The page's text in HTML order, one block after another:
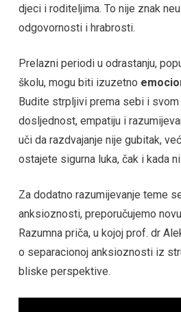
djeci i roditeljima. To nije znak
odgovornosti i hrabrosti.
Prelazni periodi u odrastanju,
školu, mogu biti izuzetno
Budite strpljivi prema sebi i svom
dosljednost, empatiju i
uči da razdvajanje nije gubitak,
ostajete sigurna luka, čak i kada
Za dodatno razumijevanje teme
anksioznosti, preporučujemo
Razumna priča, u kojoj prof. dr
o separacionoj anksioznosti iz
bliske perspektive.